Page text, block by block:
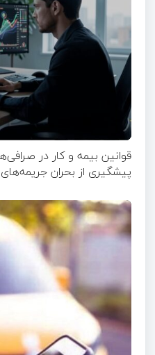
قوانین بیمه و کار در
پیشگیری از بحران